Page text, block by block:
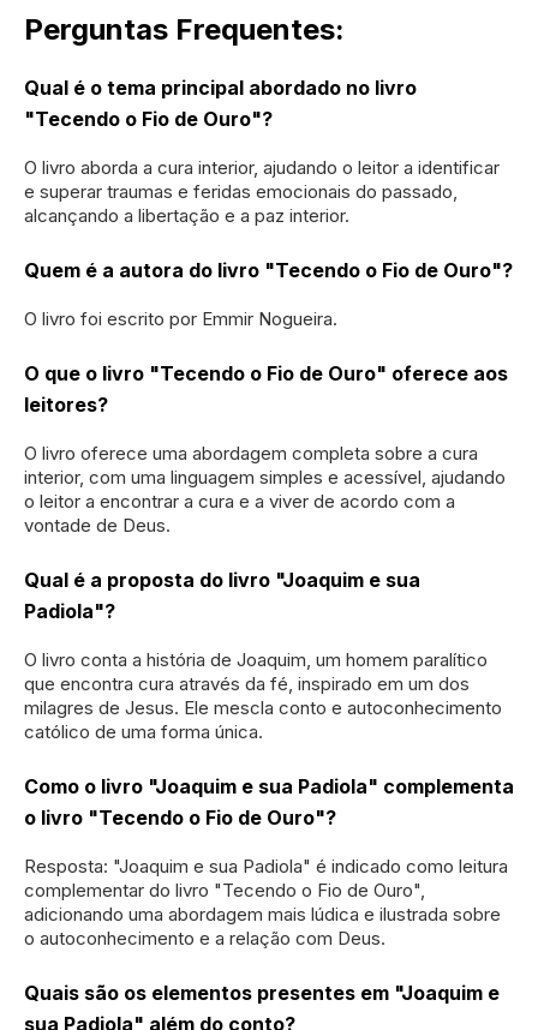
Perguntas Frequentes:
Qual é o tema principal abordado no livro
"Tecendo o Fio de Ouro"?
O livro aborda a cura interior, ajudando o leitor a identificar
e superar traumas e feridas emocionais do passado,
alcançando a libertação e a paz interior.
Quem é a autora do livro "Tecendo o Fio de Ouro"?
O livro foi escrito por Emmir Nogueira.
O que o livro "Tecendo o Fio de Ouro" oferece aos
leitores?
O livro oferece uma abordagem completa sobre a cura
interior, com uma linguagem simples e acessível, ajudando
o leitor a encontrar a cura e a viver de acordo com a
vontade de Deus.
Qual é a proposta do livro "Joaquim e sua
Padiola"?
O livro conta a história de Joaquim, um homem paralítico
que encontra cura através da fé, inspirado em um dos
milagres de Jesus. Ele mescla conto e autoconhecimento
católico de uma forma única.
Como o livro "Joaquim e sua Padiola" complementa
o livro "Tecendo o Fio de Ouro"?
Resposta: "Joaquim e sua Padiola" é indicado como leitura
complementar do livro "Tecendo o Fio de Ouro",
adicionando uma abordagem mais lúdica e ilustrada sobre
o autoconhecimento e a relação com Deus.
Quais são os elementos presentes em "Joaquim e
sua Padiola" além do conto?